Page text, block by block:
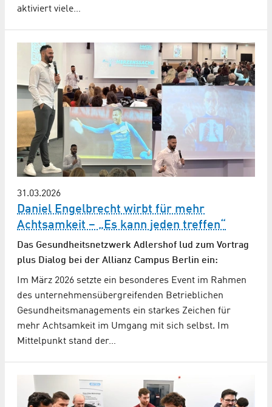
aktiviert viele…
31.03.2026
Daniel Engelbrecht wirbt für mehr
Achtsamkeit – „Es kann jeden treffen“
Das Gesundheitsnetzwerk Adlershof lud zum Vortrag
plus Dialog bei der Allianz Campus Berlin ein:
Im März 2026 setzte ein besonderes Event im Rahmen
des unternehmens­übergreifenden Betrieblichen
Gesundheits­managements ein starkes Zeichen für
mehr Achtsamkeit im Umgang mit sich selbst. Im
Mittelpunkt stand der…